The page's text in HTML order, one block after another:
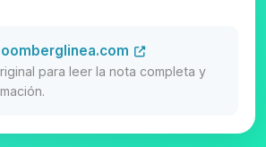
para leer la nota completa y